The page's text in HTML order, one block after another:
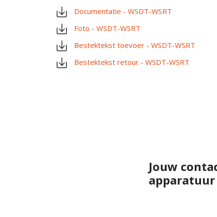
Documentatie - WSDT-WSRT
Foto - WSDT-WSRT
Bestektekst toevoer - WSDT-WSRT
Bestektekst retour - WSDT-WSRT
Jouw
apparatuur